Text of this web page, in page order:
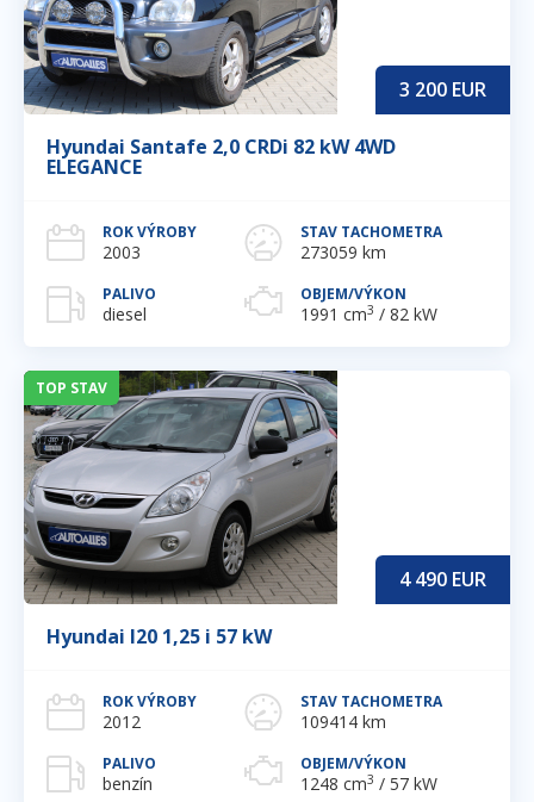
3 200 EUR
Hyundai Santafe 2,0 CRDi 82 kW 4WD
ELEGANCE
ROK VÝROBY
2003
STAV TACHOMETRA
273059 km
PALIVO
diesel
OBJEM/VÝKON
1991 cm3 / 82 kW
TOP STAV
4 490 EUR
Hyundai I20 1,25 i 57 kW
ROK VÝROBY
2012
STAV TACHOMETRA
109414 km
PALIVO
benzín
OBJEM/VÝKON
1248 cm3 / 57 kW